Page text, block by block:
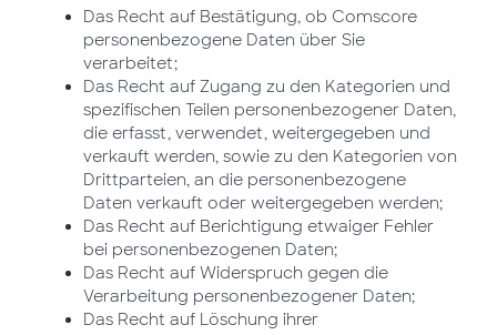
Das Recht auf Bestätigung, ob Comscore
personenbezogene Daten über Sie
verarbeitet;
Das Recht auf Zugang zu den Kategorien und
spezifischen Teilen personenbezogener Daten,
die erfasst, verwendet, weitergegeben und
verkauft werden, sowie zu den Kategorien von
Drittparteien, an die personenbezogene
Daten verkauft oder weitergegeben werden;
Das Recht auf Berichtigung etwaiger Fehler
bei personenbezogenen Daten;
Das Recht auf Widerspruch gegen die
Verarbeitung personenbezogener Daten;
Das Recht auf Löschung ihrer